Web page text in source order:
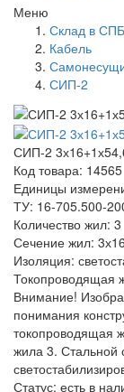
Меню
Склад в
Кабель
СИП-2
СИП-2
Код товара: 14565
Единицы
ТУ: 16-705.500-
Количество жил: 3
Сечение жил:
Изоляция:
Токопроводящая
Внимание!
понимания
токопроводящая
жила 3. Стальной
Статус: есть в